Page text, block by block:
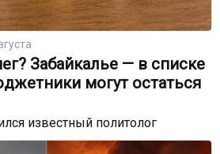
Забайкалье — в списке
могут остаться
известный политолог